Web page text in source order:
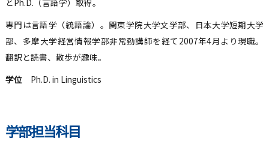
とPh.D.（言語学）取得。
専門は言語学（統語論）。関東学院大学文学部、日本大学短期大学
部、多摩大学経営情報学部非常勤講師を経て2007年4月より現職。
翻訳と読書、散歩が趣味。
学位Ph.D. in Linguistics
学部担当科目